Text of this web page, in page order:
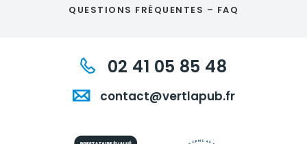
QUESTIONS FRÉQUENTES – FAQ
02 41 05 85 48
contact@vertlapub.fr